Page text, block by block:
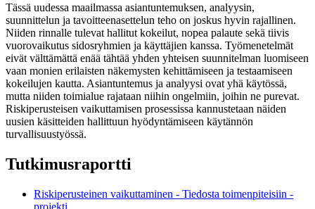
Tässä uudessa maailmassa asiantuntemuksen, analyysin,
suunnittelun ja tavoitteenasettelun teho on joskus hyvin rajallinen.
Niiden rinnalle tulevat hallitut kokeilut, nopea palaute sekä tiivis
vuorovaikutus sidosryhmien ja käyttäjien kanssa. Työmenetelmät
eivät välttämättä enää tähtää yhden yhteisen suunnitelman luomiseen
vaan monien erilaisten näkemysten kehittämiseen ja testaamiseen
kokeilujen kautta. Asiantuntemus ja analyysi ovat yhä käytössä,
mutta niiden toimialue rajataan niihin ongelmiin, joihin ne purevat.
Riskiperusteisen vaikuttamisen prosessissa kannustetaan näiden
uusien käsitteiden hallittuun hyödyntämiseen käytännön
turvallisuustyössä.
Tutkimusraportti
Riskiperusteinen vaikuttaminen - Tiedosta toimenpiteisiin -
projekti